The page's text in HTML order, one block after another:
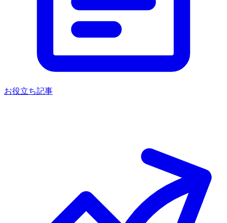
お役立ち記事